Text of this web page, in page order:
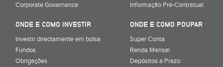
Corporate Governance
Informação Pré-Contratual
ONDE E COMO INVESTIR
Investir directamente em bolsa
Fundos
Obrigações
ONDE E COMO POUPAR
Super Conta
Renda Mensal
Depósitos a Prazo